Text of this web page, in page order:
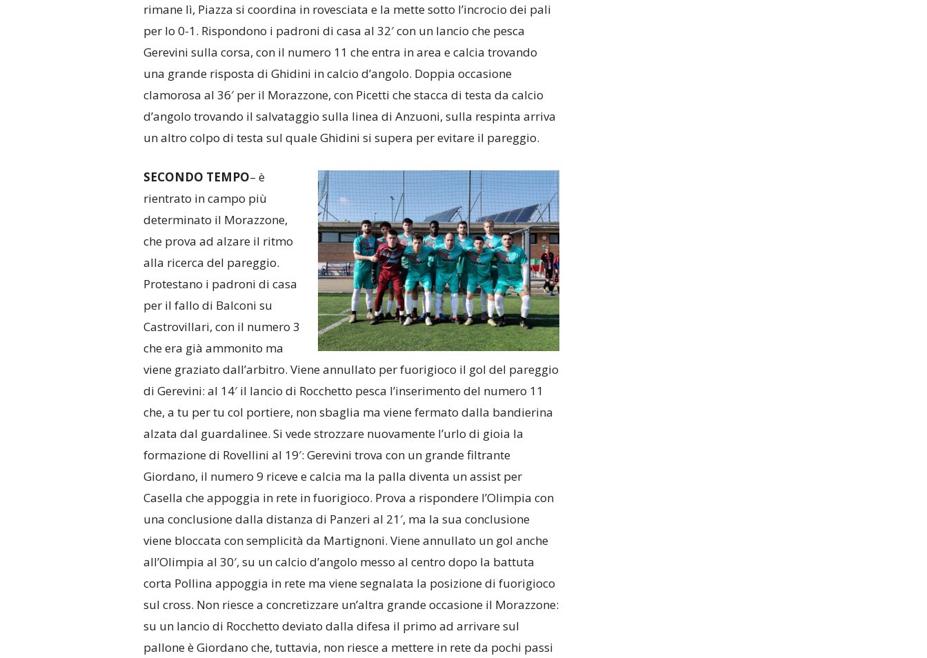
rimane lì, Piazza si coordina in rovesciata e la mette sotto l’incrocio dei pali
per lo 0-1. Rispondono i padroni di casa al 32′ con un lancio che pesca
Gerevini sulla corsa, con il numero 11 che entra in area e calcia trovando
una grande risposta di Ghidini in calcio d’angolo. Doppia occasione
clamorosa al 36′ per il Morazzone, con Picetti che stacca di testa da calcio
d’angolo trovando il salvataggio sulla linea di Anzuoni, sulla respinta arriva
un altro colpo di testa sul quale Ghidini si supera per evitare il pareggio.
SECONDO TEMPO– è
rientrato in campo più
determinato il Morazzone,
che prova ad alzare il ritmo
alla ricerca del pareggio.
Protestano i padroni di casa
per il fallo di Balconi su
Castrovillari, con il numero 3
che era già ammonito ma
viene graziato dall’arbitro. Viene annullato per fuorigioco il gol del pareggio
di Gerevini: al 14′ il lancio di Rocchetto pesca l’inserimento del numero 11
che, a tu per tu col portiere, non sbaglia ma viene fermato dalla bandierina
alzata dal guardalinee. Si vede strozzare nuovamente l’urlo di gioia la
formazione di Rovellini al 19′: Gerevini trova con un grande filtrante
Giordano, il numero 9 riceve e calcia ma la palla diventa un assist per
Casella che appoggia in rete in fuorigioco. Prova a rispondere l’Olimpia con
una conclusione dalla distanza di Panzeri al 21′, ma la sua conclusione
viene bloccata con semplicità da Martignoni. Viene annullato un gol anche
all’Olimpia al 30′, su un calcio d’angolo messo al centro dopo la battuta
corta Pollina appoggia in rete ma viene segnalata la posizione di fuorigioco
sul cross. Non riesce a concretizzare un’altra grande occasione il Morazzone:
su un lancio di Rocchetto deviato dalla difesa il primo ad arrivare sul
pallone è Giordano che, tuttavia, non riesce a mettere in rete da pochi passi